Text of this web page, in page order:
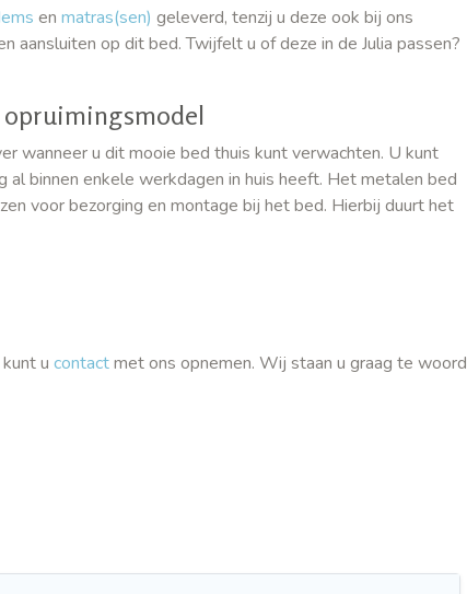
en matras(sen) geleverd, tenzij u deze ook bij ons
op dit bed. Twijfelt u of deze in de Julia passen?
wanneer u dit mooie bed thuis kunt verwachten. U kunt
binnen enkele werkdagen in huis heeft. Het metalen bed
voor bezorging en montage bij het bed. Hierbij duurt het
u contactmet ons opnemen. Wij staan u graag te woord